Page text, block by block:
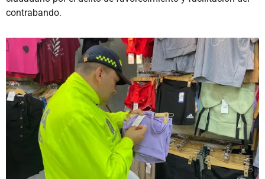
contrabando.